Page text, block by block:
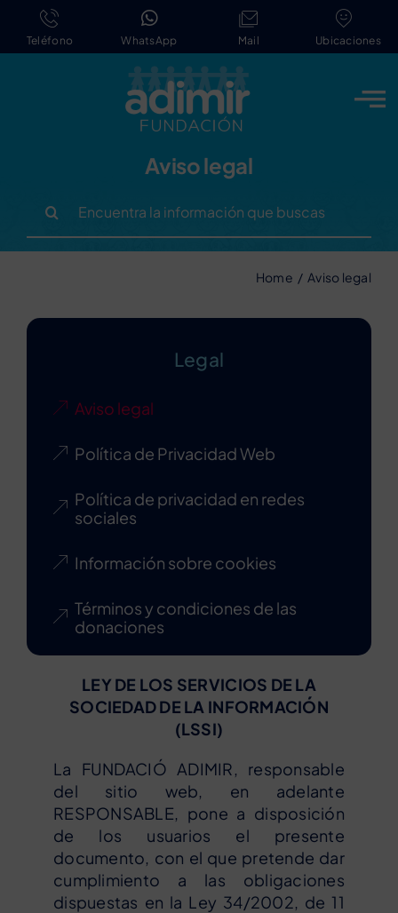
Saltar
contenido
Teléfono WhatsApp Mail Ubicaciones
Aviso legal
Home Aviso legal
Legal
Aviso legal
Política de Privacidad Web
Política de privacidad en redes
sociales
Información sobre cookies
Términos y condiciones de las
donaciones
LEY DE LOS SERVICIOS DE LA
SOCIEDAD DE LA INFORMACIÓN
(LSSI)
La FUNDACIÓ ADIMIR, responsable
del sitio web, en adelante
RESPONSABLE, pone a disposición
de los usuarios el presente
documento, con el que pretende dar
cumplimiento a las obligaciones
dispuestas en la Ley 34/2002, de 11